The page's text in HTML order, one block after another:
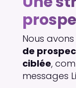
Nous
de
ciblée,
messages